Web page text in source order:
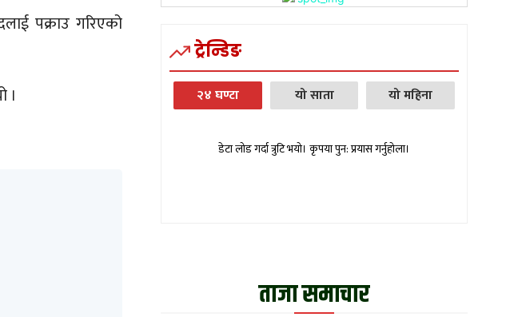
पक्राउ गरिएको
।
ट्रेन्डिङ
२४ घण्टा यो साता यो महिना
डेटा लोड गर्दा त्रुटि भयो। कृपया पुन: प्रयास गर्नुहोला।
ताजा समाचार